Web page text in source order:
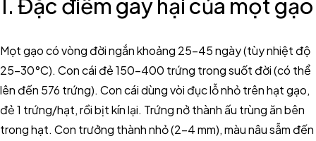
1. Đặc điểm gây hại của mọt gạo
Mọt gạo có vòng đời ngắn khoảng 25-45 ngày (tùy nhiệt độ
25-30°C). Con cái đẻ 150-400 trứng trong suốt đời (có thể
lên đến 576 trứng). Con cái dùng vòi đục lỗ nhỏ trên hạt gạo,
đẻ 1 trứng/hạt, rồi bịt kín lại. Trứng nở thành ấu trùng ăn bên
trong hạt. Con trưởng thành nhỏ (2-4 mm), màu nâu sẫm đến